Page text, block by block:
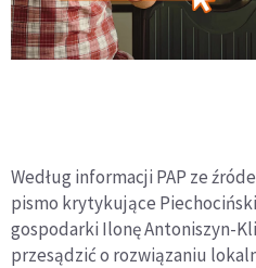
Według informacji PAP ze
pismo krytykujące
gospodarki Ilonę Antoniszyn-
przesądzić o rozwiązaniu